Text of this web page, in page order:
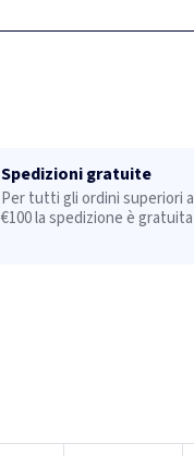
Spedizioni gratuite
Per tutti gli ordini superiori a
€100 la spedizione è gratuita